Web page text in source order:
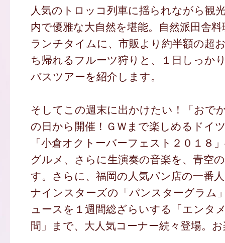
人気のトロッコ列車に揺られながら観
内で優雅な大自然を堪能。自然派田舎
ランチタイムに、市販より約半額の超
ち帰れるフルーツ狩りと、１日しっか
バスツアーを紹介します。
そしてこの週末に出かけたい！「おで
の日から開催！ＧＷまで楽しめるドイ
「小倉オクトーバーフェスト２０１８
グルメ、さらに生演奏の音楽を、青空
す。さらに、福岡の人気パン店の一番
ナインスターズの「パンスターグラム
ュースを１週間総ざらいする「エンタ
間」まで、大人気コーナー続々登場。